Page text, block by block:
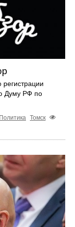
Думу РФ по
Политика Томск